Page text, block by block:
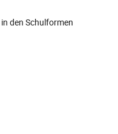
in den Schulformen